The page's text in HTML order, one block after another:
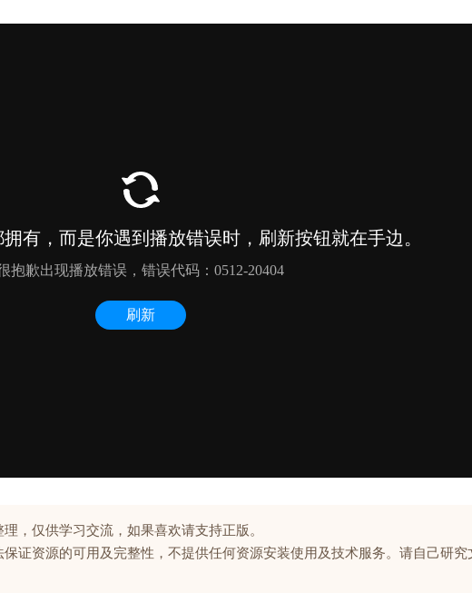
，仅供学习交流，如果喜欢请支持正版。
证资源的可用及完整性，不提供任何资源安装使用及技术服务。请自己研究